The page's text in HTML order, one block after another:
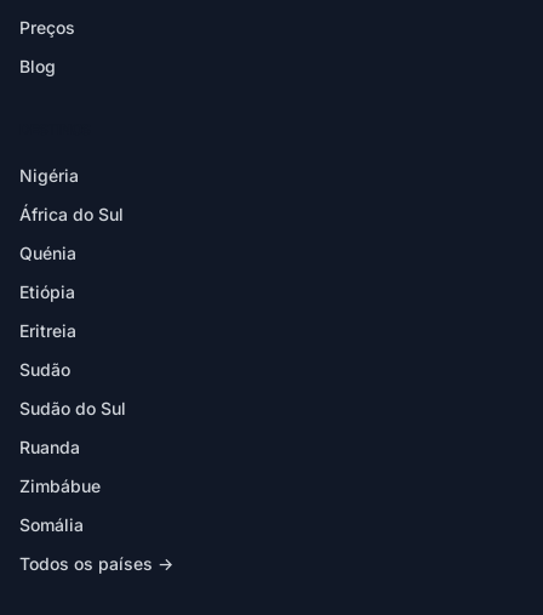
Preços
Blog
Nigéria
África do Sul
Quénia
Etiópia
Eritreia
Sudão
Sudão do Sul
Ruanda
Zimbábue
Somália
Todos os países →